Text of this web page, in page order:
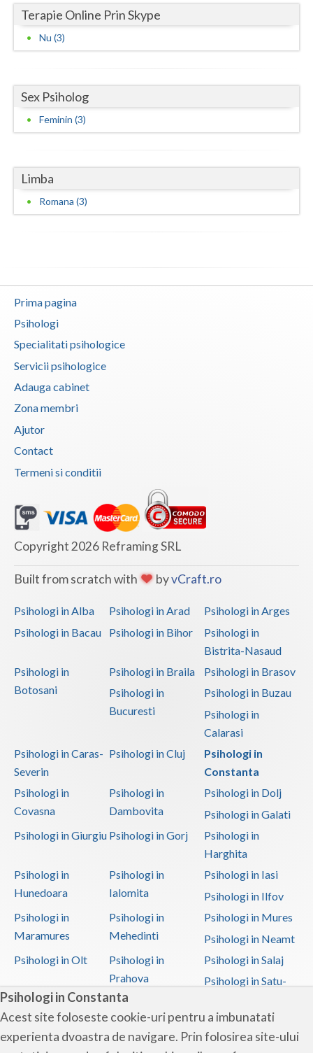
Psihologi in Constanta
Acest site foloseste cookie-uri pentru a imbunatati
experienta dvoastra de navigare. Prin folosirea site-ului
Terapie Online Prin Skype
Nu (3)
Sex Psiholog
Feminin (3)
Limba
Romana (3)
Prima pagina
Psihologi
Specialitati psihologice
Servicii psihologice
Adauga cabinet
Zona membri
Ajutor
Contact
Termeni si conditii
Copyright 2026 Reframing SRL
Built from scratch with byvCraft.ro
Psihologi in Alba Psihologi in Arad
Psihologi in Arges
Psihologi in Bacau
Psihologi in Bihor
Psihologi in
Bistrita-Nasaud
Psihologi in
Botosani
Psihologi in Braila
Psihologi in Brasov
Psihologi in
Bucuresti
Psihologi in Buzau
Psihologi in
Calarasi
Psihologi in Caras-
Severin
Psihologi in Cluj
Psihologi in
Constanta
Psihologi in
Covasna
Psihologi in
Dambovita
Psihologi in Dolj
Psihologi in Galati
Psihologi in Giurgiu Psihologi in Gorj
Psihologi in
Harghita
Psihologi in
Hunedoara
Psihologi in
Ialomita
Psihologi in Iasi
Psihologi in Ilfov
Psihologi in
Maramures
Psihologi in
Mehedinti
Psihologi in Mures
Psihologi in Neamt
Psihologi in Olt
Psihologi in
Prahova
Psihologi in Salaj
Psihologi in Satu-
Psihologi in Sibiu
Psihologi in
Suceava
Psihologi in
Teleorman